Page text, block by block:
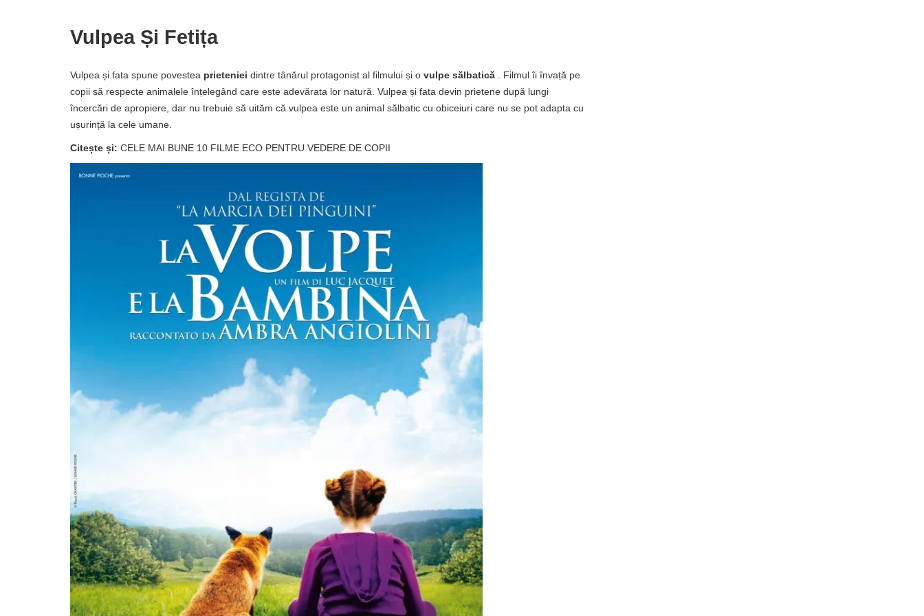
Vulpea Și Fetița
Vulpea și fata spune povestea prieteniei dintre tânărul protagonist al filmului și o vulpe sălbatică . Filmul îi învață pe
copii să respecte animalele înțelegând care este adevărata lor natură. Vulpea și fata devin prietene după lungi
încercări de apropiere, dar nu trebuie să uităm că vulpea este un animal sălbatic cu obiceiuri care nu se pot adapta cu
ușurință la cele umane.
Citește și: CELE MAI BUNE 10 FILME ECO PENTRU VEDERE DE COPII